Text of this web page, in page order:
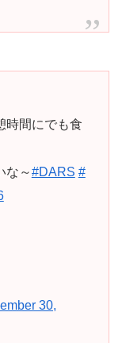
時間にでも食
な～#DARS #
30,